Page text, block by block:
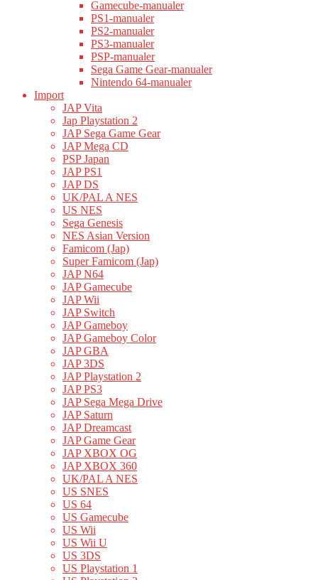
Gamecube-manualer
PS1-manualer
PS2-manualer
PS3-manualer
PSP-manualer
Sega Game Gear-manualer
Nintendo 64-manualer
Import
JAP Vita
Jap Playstation 2
JAP Sega Game Gear
JAP Mega CD
PSP Japan
JAP PS1
JAP DS
UK/PAL A NES
US NES
Sega Genesis
NES Asian Version
Famicom (Jap)
Super Famicom (Jap)
JAP N64
JAP Gamecube
JAP Wii
JAP Switch
JAP Gameboy
JAP Gameboy Color
JAP GBA
JAP 3DS
JAP Playstation 2
JAP PS3
JAP Sega Mega Drive
JAP Saturn
JAP Dreamcast
JAP Game Gear
JAP XBOX OG
JAP XBOX 360
UK/PAL A NES
US SNES
US 64
US Gamecube
US Wii
US Wii U
US 3DS
US Playstation 1